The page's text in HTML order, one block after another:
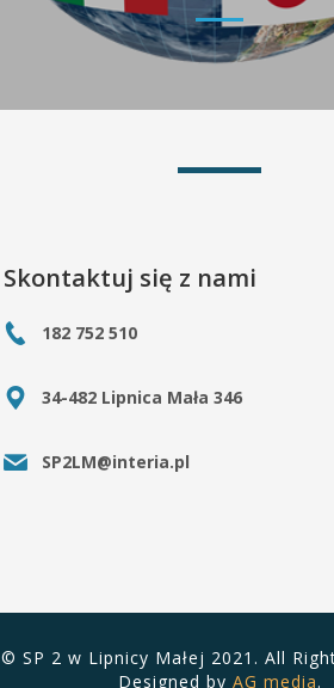
Skontaktuj się z nami
182 752 510
34-482 Lipnica Mała 346
SP2LM@interia.pl
© SP 2 w Lipnicy Małej 2021. All
Designed by AG media.